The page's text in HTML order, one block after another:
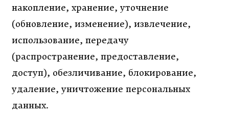
накопление, хранение, уточнение
(обновление, изменение), извлечение,
использование, передачу
(распространение, предоставление,
доступ), обезличивание, блокирование,
удаление, уничтожение персональных
данных.